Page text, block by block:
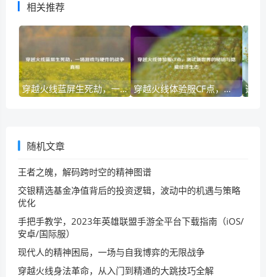
相关推荐
穿越火线蓝屏生死劫，一场游戏与硬件的战争真相 穿越火线体验服CF点，测试新世界的秘钥与隐藏经济生态
随机文章
王者之魄，解码跨时空的精神图谱
交银精选基金净值背后的投资逻辑，波动中的机遇与策略
优化
手把手教学，2023年英雄联盟手游全平台下载指南（iOS/
安卓/国际服）
现代人的精神困局，一场与自我博弈的无限战争
穿越火线身法革命，从入门到精通的大跳技巧全解